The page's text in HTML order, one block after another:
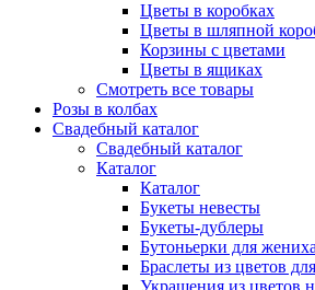
Цветы в коробках
Цветы в шляпной
Корзины с цветами
Цветы в ящиках
Смотреть все товары
Розы в колбах
Свадебный каталог
Свадебный каталог
Каталог
Каталог
Букеты невесты
Букеты-дублеры
Бутоньерки для
Браслеты из цветов